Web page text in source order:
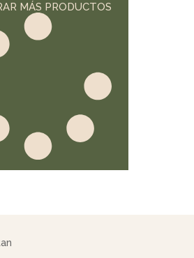
MÁS PRODUCTOS